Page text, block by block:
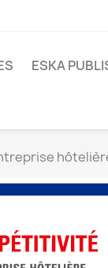
ESKA